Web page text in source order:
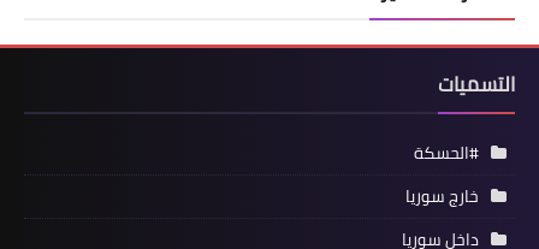
التسميات
#الحسكة
خارج سوريا
داخل سوريا